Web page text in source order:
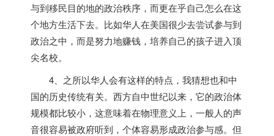
与到移民目的地的政治秩序，而更在乎自己怎么在这
个地方生活下去。比如华人在美国很少去尝试参与到
政治之中，而是努力地赚钱，培养自己的孩子进入顶
尖名校。
4、之所以华人会有这样的特点，我猜想也和中
国的历史传统有关。西方自中世纪以来，它的政治体
规模都比较小，这意味着在物理意义上，一般人的声
音很容易被政府听到，个体容易形成政治参与感。但